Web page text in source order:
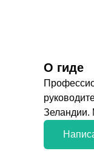
О гиде
Зеландии.